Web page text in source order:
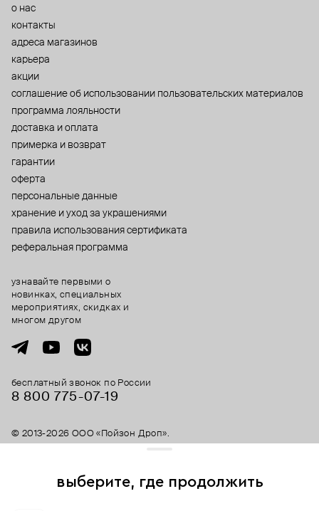
о нас
контакты
адреса магазинов
карьера
акции
cоглашение об использовании пользовательских материалов
программа лояльности
доставка и оплата
примерка и возврат
гарантии
оферта
персональные данные
хранение и уход за украшениями
правила использования сертификата
реферальная программа
бесплатный звонок по России
8 800 775⁠-07⁠-19
узнавайте первыми о
новинках, специальных
мероприятиях, скидках и
многом другом
© 2013-2026 ООО «Пойзон Дроп».
все права защищены.
выберите, где продолжить